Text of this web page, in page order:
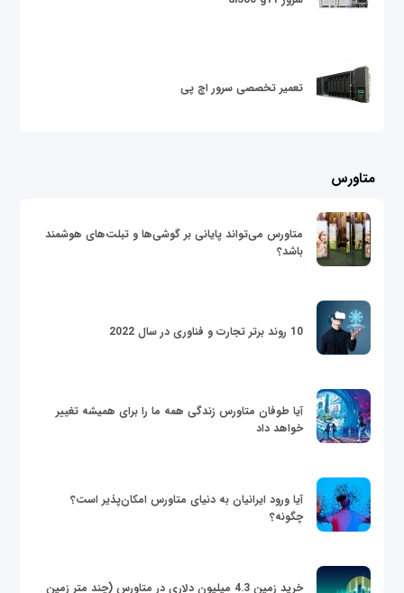
تعمیر تخصصی سرور اچ پی
متاورس
متاورس می‌تواند پایانی بر گوشی‌ها و تبلت‌های هوشمند
باشد؟
10 روند برتر تجارت و فناوری در سال 2022
آیا طوفان متاورس زندگی همه ما را برای همیشه تغییر
خواهد داد
آیا ورود ایرانیان به دنیای متاورس امکان‌پذیر است؟
چگونه؟
خرید زمین 4.3 میلیون دلاری در متاورس (چند متر زمین